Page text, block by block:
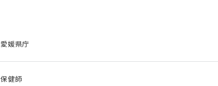
愛媛県庁
保健師